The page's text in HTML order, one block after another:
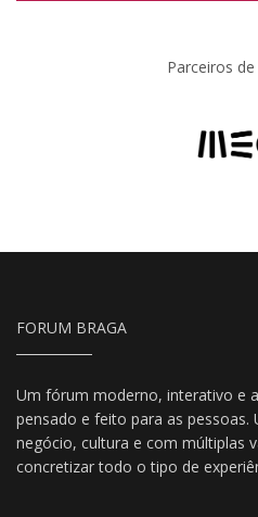
Parceiros
FORUM BRAGA
Um fórum moderno, interativo e
pensado e feito para as
negócio, cultura e com múltiplas
concretizar todo o tipo de